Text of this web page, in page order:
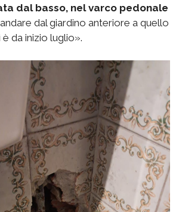
dal basso, nel varco pedonale
dal giardino anteriore a quello
da inizio luglio».